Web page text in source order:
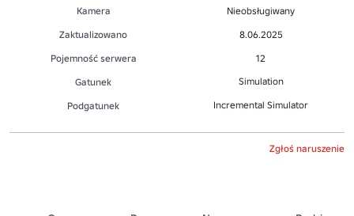
Kamera
Nieobsługiwany
Zaktualizowano
8.06.2025
Pojemność serwera
12
Gatunek
Simulation
Podgatunek Incremental Simulator
Zgłoś naruszenie